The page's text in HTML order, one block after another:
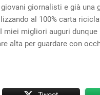
giornalisti e già una
al 100% carta
miei migliori auguri dunque
alta per guardare con